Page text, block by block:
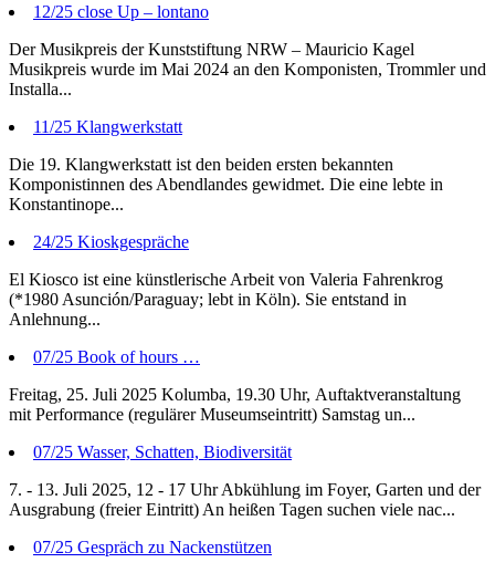
12/25 close Up – lontano
Der Musikpreis der Kunststiftung NRW – Mauricio Kagel
Musikpreis wurde im Mai 2024 an den Komponisten, Trommler und
Installa...
11/25 Klangwerkstatt
Die 19. Klangwerkstatt ist den beiden ersten bekannten
Komponistinnen des Abendlandes gewidmet. Die eine lebte in
Konstantinope...
24/25 Kioskgespräche
El Kiosco ist eine künstlerische Arbeit von Valeria Fahrenkrog
(*1980 Asunción/Paraguay; lebt in Köln). Sie entstand in
Anlehnung...
07/25 Book of hours …
Freitag, 25. Juli 2025 Kolumba, 19.30 Uhr, Auftaktveranstaltung
mit Performance (regulärer Museumseintritt) Samstag un...
07/25 Wasser, Schatten, Biodiversität
7. - 13. Juli 2025, 12 - 17 Uhr Abkühlung im Foyer, Garten und der
Ausgrabung (freier Eintritt) An heißen Tagen suchen viele nac...
07/25 Gespräch zu Nackenstützen